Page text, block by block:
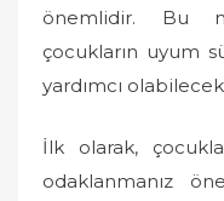
önemlidir. Bu
çocukların uyum
yardımcı
İlk olarak,
odaklanmanız